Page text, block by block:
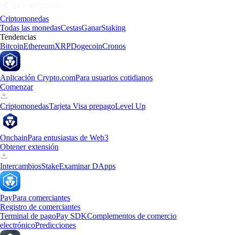
Criptomonedas
Todas las monedasCestasGanarStaking
Tendencias
BitcoinEthereumXRPDogecoinCronos
Aplicación Crypto.comPara usuarios cotidianos
Comenzar
CriptomonedasTarjeta Visa prepagoLevel Up
OnchainPara entusiastas de Web3
Obtener extensión
IntercambiosStakeExaminar DApps
PayPara comerciantes
Registro de comerciantes
Terminal de pagoPay SDKComplementos de comercio
electrónicoPredicciones